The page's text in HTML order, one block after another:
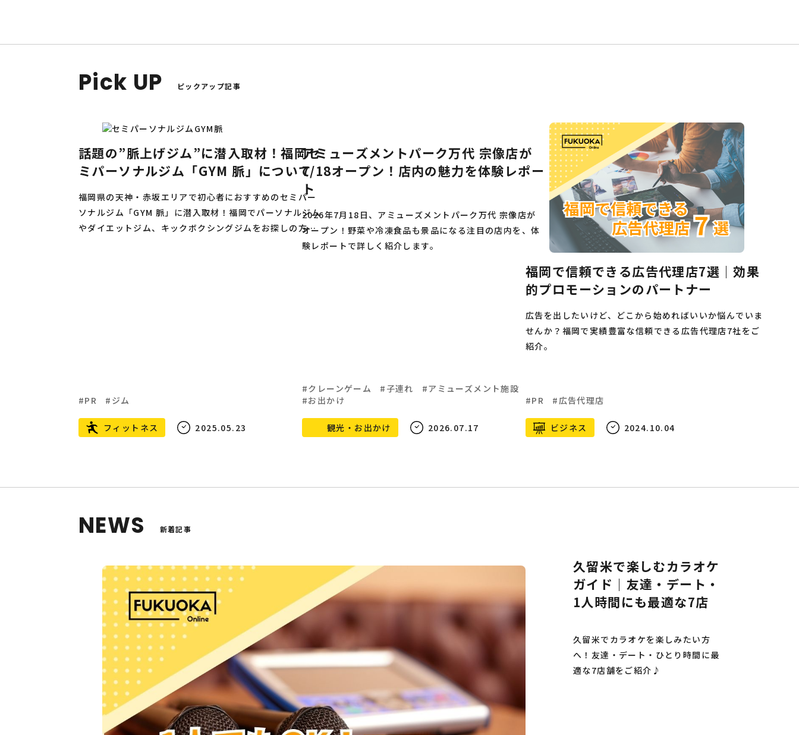
Pick UP ピックアップ記事
話題の”脈上げジム”に潜入取材！福岡セ
ミパーソナルジム「GYM 脈」について
福岡県の天神・赤坂エリアで初心者におすすめのセミパー
ソナルジム「GYM 脈」に潜入取材！福岡でパーソナルジム
やダイエットジム、キックボクシングジムをお探しの方は
PR ジム
フィットネス 2025.05.23
アミューズメントパーク万代 宗像店が
7/18オープン！店内の魅力を体験レポー
ト
2026年7月18日、アミューズメントパーク万代 宗像店が
オープン！野菜や冷凍食品も景品になる注目の店内を、体
験レポートで詳しく紹介します。
クレーンゲーム 子連れ
アミューズメント施設
お出かけ
観光・お出かけ 2026.07.17
福岡で信頼できる広告代理店7選｜効果
的プロモーションのパートナー
広告を出したいけど、どこから始めればいいか悩んでいま
せんか？福岡で実績豊富な信頼できる広告代理店7社をご
紹介。
PR 広告代理店
ビジネス 2024.10.04
NEWS 新着記事
久留米で楽しむカラオケ
ガイド｜友達・デート・
1人時間にも最適な7店
久留米でカラオケを楽しみたい方
へ！友達・デート・ひとり時間に最
適な7店舗をご紹介♪